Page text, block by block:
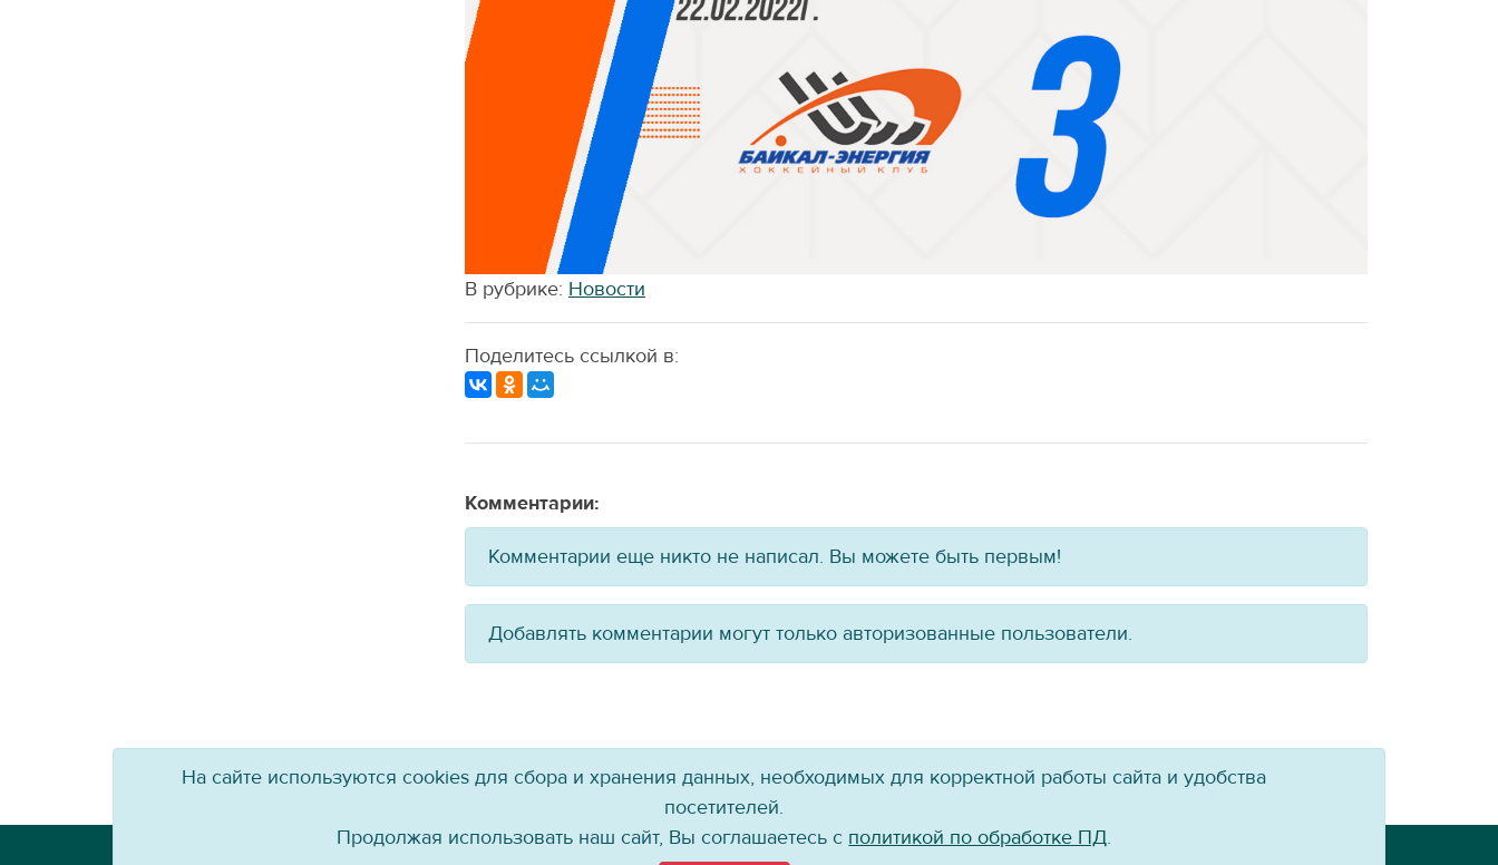
В рубрике: Новости
Поделитесь ссылкой в:
Комментарии:
Комментарии еще никто не написал. Вы можете быть первым!
Добавлять комментарии могут только авторизованные пользователи.
На сайте используются cookies для сбора и хранения данных, необходимых для корректной работы сайта и удобства
посетителей.
Продолжая использовать наш сайт, Вы соглашаетесь с политикой по обработке ПД.